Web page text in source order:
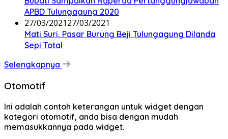
APBD Tulungagung 2020
27/03/202127/03/2021
Mati Suri, Pasar Burung Beji Tulungagung Dilanda
Sepi Total
Selengkapnya
Otomotif
Ini adalah contoh keterangan untuk widget dengan
kategori otomotif, anda bisa dengan mudah
memasukkannya pada widget.